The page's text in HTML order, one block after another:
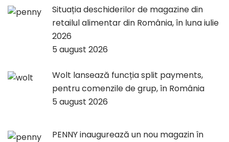
Situația deschiderilor de magazine din
retailul alimentar din România, în luna iulie
2026
5 august 2026
Wolt lansează funcția split payments,
pentru comenzile de grup, în România
5 august 2026
PENNY inaugurează un nou magazin în